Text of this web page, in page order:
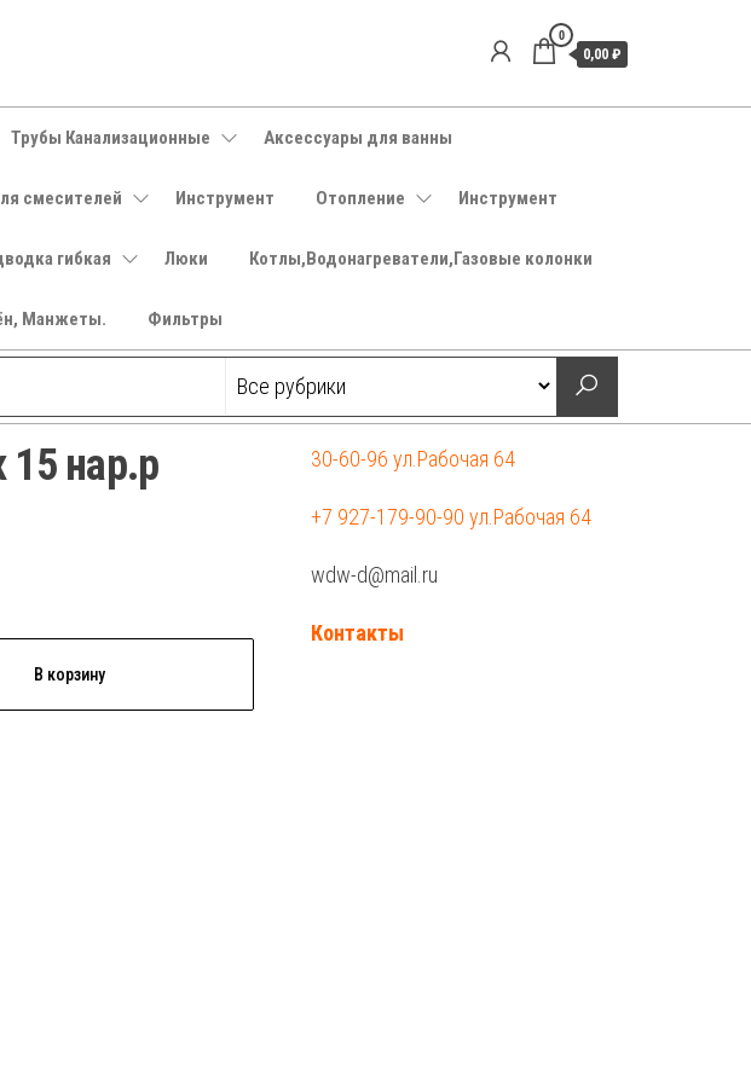
0
0,00 ₽
Трубы Канализационные Аксессуары для ванны
смесителей Инструмент Отопление Инструмент
гибкая Люки Котлы,Водонагреватели,Газовые колонки
Манжеты. Фильтры
15 нар.р
В корзину
30-60-96 ул.Рабочая 64
+7 927-179-90-90 ул.Рабочая 64
wdw-d@mail.ru
Контакты